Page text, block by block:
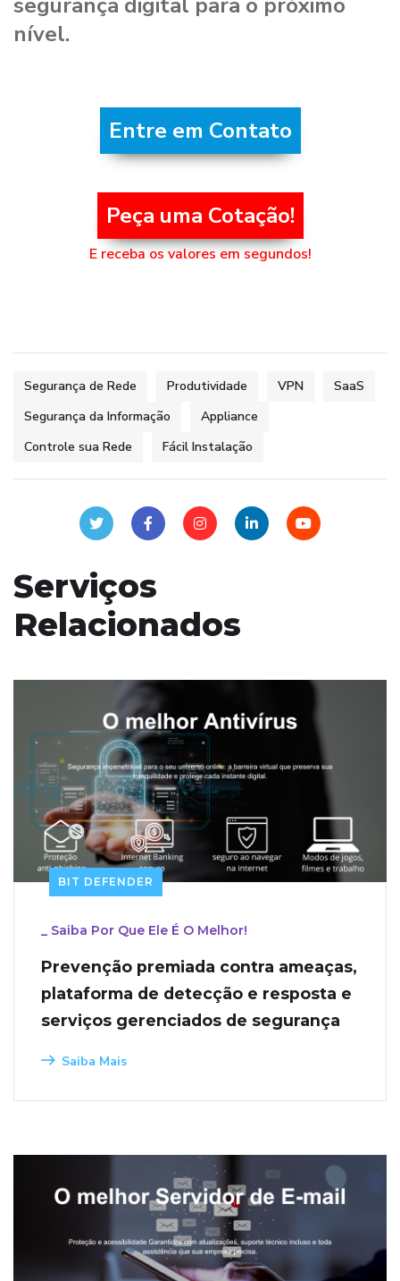
nível.
Entre em Contato
Peça uma Cotação!
E receba os valores em segundos!
Segurança de Rede Produtividade VPN
SaaS
Segurança da Informação
Appliance
Controle sua Rede
Fácil Instalação
Serviços
Relacionados
BIT DEFENDER
_ Saiba Por Que Ele É O Melhor!
Prevenção premiada contra ameaças,
plataforma de detecção e resposta e
serviços gerenciados de segurança
Saiba Mais